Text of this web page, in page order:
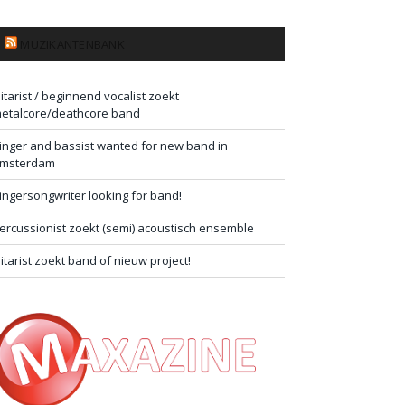
/ beginnend vocalist zoekt
deathcore band
and bassist wanted for new band in
looking for band!
zoekt (semi) acoustisch ensemble
zoekt band of nieuw project!